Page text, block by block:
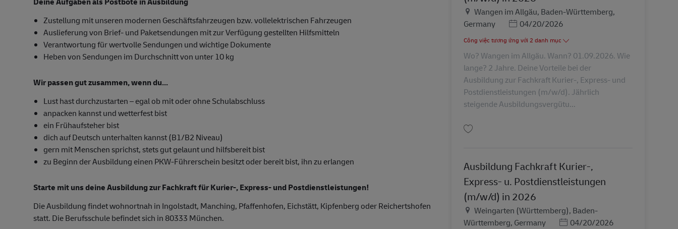
Zustellung mit unseren modernen Geschäftsfahrzeugen bzw. vollelektrischen Fahrzeugen
Auslieferung von Brief- und Paketsendungen mit zur Verfügung gestellten Hilfsmitteln
Verantwortung für wertvolle Sendungen und wichtige Dokumente
Heben von Sendungen im Durchschnitt von unter 10 kg
Wir passen gut zusammen, wenn du...
Lust hast durchzustarten – egal ob mit oder ohne Schulabschluss
anpacken kannst und wetterfest bist
ein Frühaufsteher bist
dich auf Deutsch unterhalten kannst (B1/B2 Niveau)
gern mit Menschen sprichst, stets gut gelaunt und hilfsbereit bist
zu Beginn der Ausbildung einen PKW-Führerschein besitzt oder bereit bist, ihn zu erlangen
Starte mit uns deine Ausbildung zur Fachkraft für Kurier-, Express- und Postdienstleistungen!
Die Ausbildung findet wohnortnah in Ingolstadt, Manching, Pfaffenhofen, Eichstätt, Kipfenberg oder Reichertshofen
statt. Die Berufsschule befindet sich in 80333 München.
Địa điểm
Wangen im Allgäu, Baden-Württemberg,
Germany
Posted Date
04/20/2026
Công việc tương ứng với 2 danh mục
Wo? Wangen im Allgäu. Wann? 01.09.2026. Wie
lange? 2 Jahre. Deine Vorteile bei der
Ausbildung zur Fachkraft Kurier-, Express- und
Postdienstleistungen (m/w/d). Jährlich
steigende Ausbildungsvergütu...
Ausbildung Fachkraft Kurier-,
Express- u. Postdienstleistungen
(m/w/d) in 2026
Địa điểm
Weingarten (Württemberg), Baden-
Württemberg, Germany
Posted Date
04/20/2026